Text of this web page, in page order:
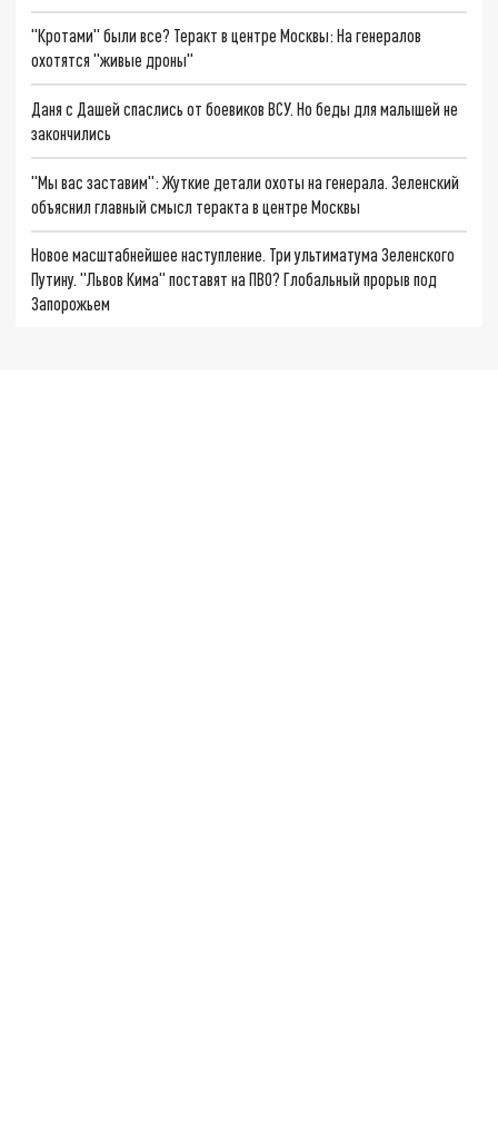
"Кротами" были все? Теракт в центре Москвы: На генералов
охотятся "живые дроны"
Даня с Дашей спаслись от боевиков ВСУ. Но беды для малышей не
закончились
"Мы вас заставим": Жуткие детали охоты на генерала. Зеленский
объяснил главный смысл теракта в центре Москвы
Новое масштабнейшее наступление. Три ультиматума Зеленского
Путину. "Львов Кима" поставят на ПВО? Глобальный прорыв под
Запорожьем